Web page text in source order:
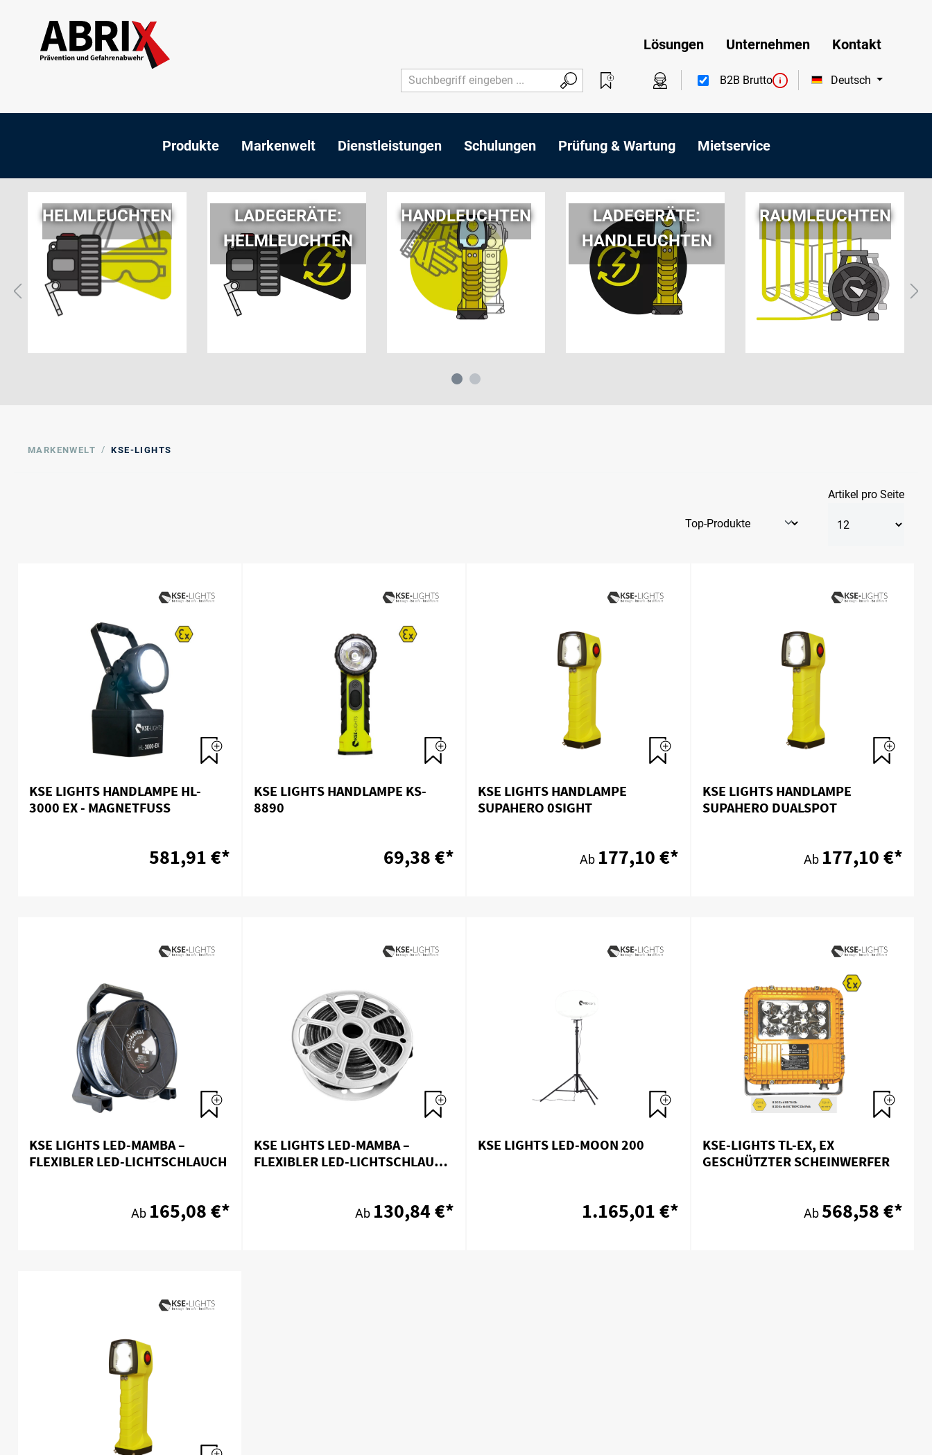
Lösungen Unternehmen Kontakt
B2B Brutto Deutsch
Produkte Markenwelt Dienstleistungen Schulungen Prüfung & Wartung Mietservice
HELMLEUCHTEN
LADEGERÄTE:
HELMLEUCHTEN
HANDLEUCHTEN
LADEGERÄTE:
HANDLEUCHTEN
RAUMLEUCHTEN
MARKENWELT / KSE-LIGHTS
Artikel pro Seite
KSE LIGHTS HANDLAMPE HL-
3000 EX - MAGNETFUSS
581,91 €*
KSE LIGHTS HANDLAMPE KS-
8890
69,38 €*
KSE LIGHTS HANDLAMPE
SUPAHERO 0SIGHT
Ab 177,10 €*
KSE LIGHTS HANDLAMPE
SUPAHERO DUALSPOT
Ab 177,10 €*
KSE LIGHTS LED-MAMBA –
FLEXIBLER LED-LICHTSCHLAUCH
Ab 165,08 €*
KSE LIGHTS LED-MAMBA –
FLEXIBLER LED-LICHTSCHLAUCH
Ab 130,84 €*
KSE LIGHTS LED-MOON 200
1.165,01 €*
KSE-LIGHTS TL-EX, EX
GESCHÜTZTER SCHEINWERFER
Ab568,58 €*